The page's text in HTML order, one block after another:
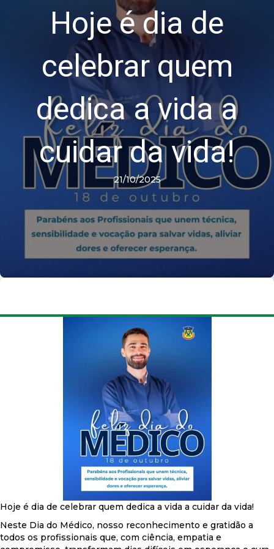
Hoje é dia de
celebrar quem
dedica a vida a
cuidar da vida!
21/10/2025
Hoje é dia de celebrar quem dedica a vida a cuidar da vida!
Neste Dia do Médico, nosso reconhecimento e gratidão a
todos os profissionais que, com ciência, empatia e